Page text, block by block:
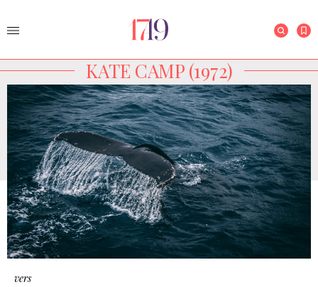
KATE CAMP (1972)
vers